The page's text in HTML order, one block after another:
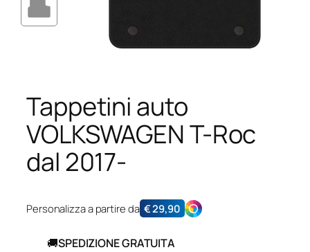
Tappetini auto
VOLKSWAGEN T-Roc
dal 2017-
Personalizza a partire da €29,90
🚚SPEDIZIONE GRATUITA